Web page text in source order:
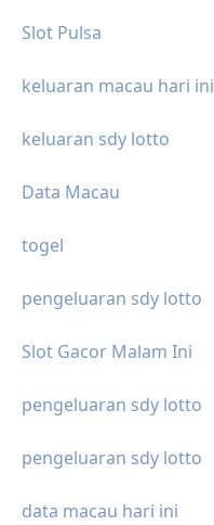
Slot Pulsa
keluaran macau hari ini
keluaran sdy lotto
Data Macau
togel
pengeluaran sdy lotto
Slot Gacor Malam Ini
pengeluaran sdy lotto
pengeluaran sdy lotto
data macau hari ini